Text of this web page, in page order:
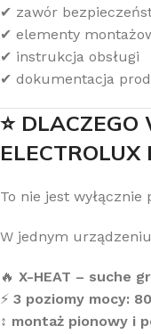
✔ zawór
✔ elementy
✔ instrukcja obsługi
✔ dokumentacja
⭐
To nie jest wyłącznie
W jednym
🔥 X-HEAT – suche
⚡ 3 poziomy mocy:
↕️ montaż pionowy i